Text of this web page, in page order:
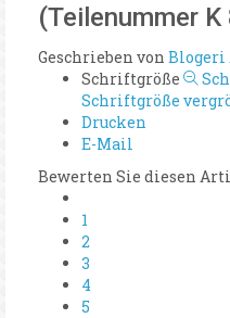
(Teilenummer
Geschrieben von Blogeri
Schriftgröße
Schriftgröße
Drucken
E-Mail
Bewerten Sie diesen
1
2
3
4
5